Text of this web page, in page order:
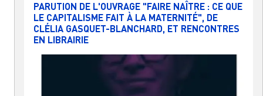
PARUTION DE L'OUVRAGE "FAIRE NAÎTRE : CE QUE
LE CAPITALISME FAIT À LA MATERNITÉ", DE
CLÉLIA GASQUET-BLANCHARD, ET RENCONTRES
EN LIBRAIRIE